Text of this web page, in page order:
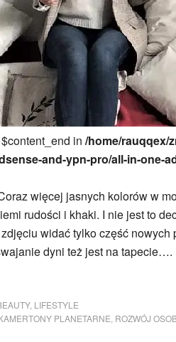
in /home/rauqqex/
and-ypn-pro/all-in-one-
więcej jasnych kolorów w
rudości i khaki. I nie jest to
widać tylko część
dyni też jest na tapecie….
, LIFESTYLE
PLANETARNE ROZWÓJ